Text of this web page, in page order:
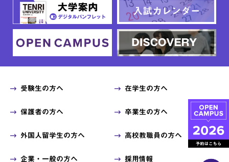
受験生の方へ 在学生の方へ
保護者の方へ 卒業生の方へ
外国人留学生の方へ 高校教職員の方へ
企業・一般の方へ 採用情報